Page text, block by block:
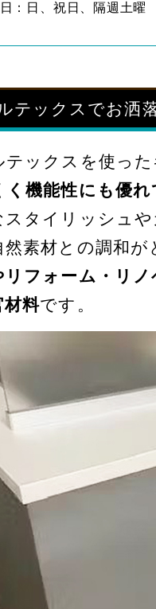
：日、祝日、隔週土曜
テックスでお洒
テックスを使っ
く機能性にも優れ
スタイリッシュ
然素材との調和が
リフォーム・リノ
材料です。